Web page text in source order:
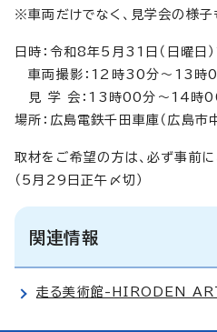
※車両だけでなく、見学会の様子
日時：令和8年5月31日（日曜
車両撮影：12時30分～13時
見 学 会：13時00分～14時
場所：広島電鉄千田車庫（広島
取材をご希望の方は、必ず事前
（5月29日正午〆切）
関連情報
走る美術館-HIRODEN